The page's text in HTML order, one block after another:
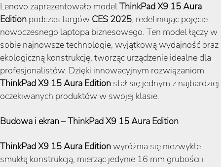
Lenovo zaprezentowało modelThinkPad X9 15 Aura
Edition podczas targów CES 2025, redefiniując pojęcie
nowoczesnego laptopa biznesowego. Ten model łączy w
sobie najnowsze technologie, wyjątkową wydajność oraz
ekologiczną konstrukcję, tworząc urządzenie idealne dla
profesjonalistów. Dzięki innowacyjnym rozwiązaniom
ThinkPad X9 15 Aura Edition stał się jednym z najbardziej
oczekiwanych produktów w swojej klasie.
Budowa i ekran – ThinkPad X9 15 Aura Edition
ThinkPad X9 15 Aura Editionwyróżnia się niezwykle
smukłą konstrukcją, mierząc jedynie 16 mm grubości i